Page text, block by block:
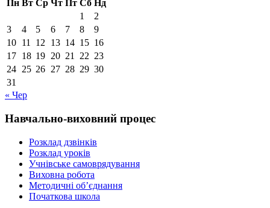
Пн Вт Ср Чт Пт Сб Нд
1
2
3
4 5 6 7 8
9
10 11 12 13 14 15 16
17 18 19 20 21 22 23
24 25 26 27 28 29 30
31
« Чер
Навчально-виховний процес
Розклад дзвінків
Розклад уроків
Учнівське самоврядування
Виховна робота
Методичні об’єднання
Початкова школа